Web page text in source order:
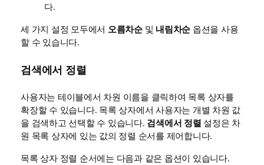
다.
세 가지 설정 모두에서 오름차순및 내림차순 옵션을 사용
할 수 있습니다.
검색에서 정렬
사용자는 테이블에서 차원 이름을 클릭하여 목록 상자를
확장할 수 있습니다. 목록 상자에서 사용자는 개별 차원 값
을 검색하고 선택할 수 있습니다. 검색에서 정렬 설정은 차
원 목록 상자에 있는 값의 정렬 순서를 제어합니다.
목록 상자 정렬 순서에는 다음과 같은 옵션이 있습니다.